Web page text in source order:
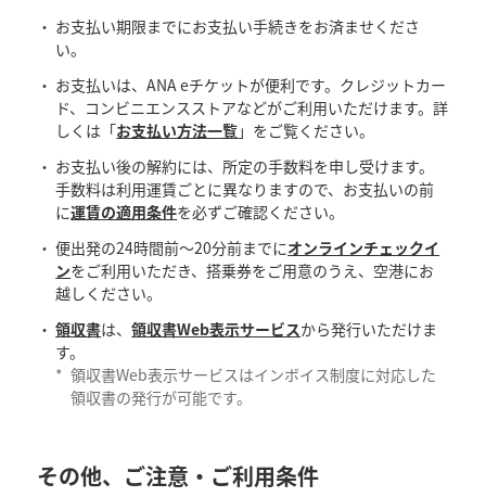
お支払い期限までにお支払い手続きをお済ませくださ
い。
お支払いは、ANA eチケットが便利です。クレジットカー
ド、コンビニエンスストアなどがご利用いただけます。詳
しくは「お支払い方法一覧」をご覧ください。
お支払い後の解約には、所定の手数料を申し受けます。
手数料は利用運賃ごとに異なりますので、お支払いの前
に運賃の適用条件を必ずご確認ください。
便出発の24時間前～20分前までにオンラインチェックイ
ンをご利用いただき、搭乗券をご用意のうえ、空港にお
越しください。
領収書は、領収書Web表示サービスから発行いただけま
す。
* 領収書Web表示サービスはインボイス制度に対応した
領収書の発行が可能です。
その他、ご注意・ご利用条件